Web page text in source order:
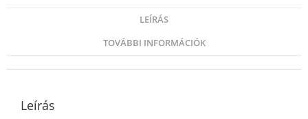
LEÍRÁS
TOVÁBBI INFORMÁCIÓK
Leírás